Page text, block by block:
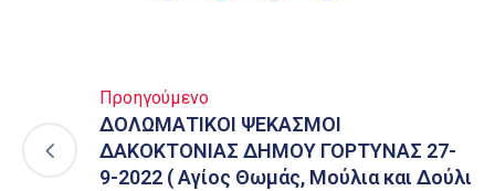
Προηγούμενο
ΔΟΛΩΜΑΤΙΚΟΙ ΨΕΚΑΣΜΟΙ
ΔΑΚΟΚΤΟΝΙΑΣ ΔΗΜΟΥ ΓΟΡΤΥΝΑΣ 27-
9-2022 ( Αγίος Θωμάς, Μούλια και Δούλι